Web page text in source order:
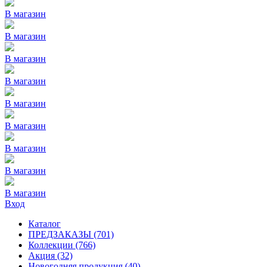
В магазин
В магазин
В магазин
В магазин
В магазин
В магазин
В магазин
В магазин
В магазин
Вход
Каталог
ПРЕДЗАКАЗЫ (701)
Коллекции (766)
Акция (32)